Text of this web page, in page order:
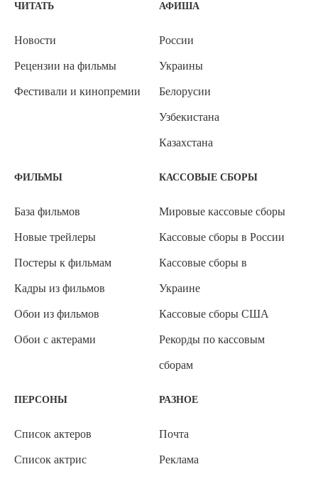
ЧИТАТЬ
Новости
Рецензии на фильмы
Фестивали и кинопремии
АФИША
России
Украины
Белорусии
Узбекистана
Казахстана
ФИЛЬМЫ
База фильмов
Новые трейлеры
Постеры к фильмам
Кадры из фильмов
Обои из фильмов
Обои с актерами
КАССОВЫЕ СБОРЫ
Мировые кассовые сборы
Кассовые сборы в России
Кассовые сборы в
Украине
Кассовые сборы США
Рекорды по кассовым
сборам
ПЕРСОНЫ
Список актеров
Список актрис
РАЗНОЕ
Почта
Реклама